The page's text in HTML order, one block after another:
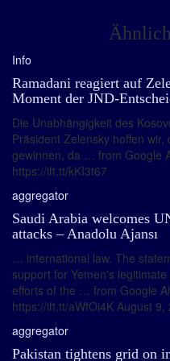
Info
Ramadani reagiert auf
Moment der JND-
Die Unabhängigkeit des
Präsident Zelensky hoffen
gewinnen, da … from Google
https://ift.tt/kKI3t67
aggregator
Saudi Arabia welcomes
attacks – Anadolu Ajansı
… international law. The
support for Yemen's
efforts of the … from Google
https://ift.tt/aWfOi4K August
aggregator
Pakistan tightens grid on